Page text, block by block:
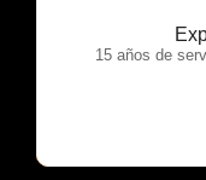
15 años de